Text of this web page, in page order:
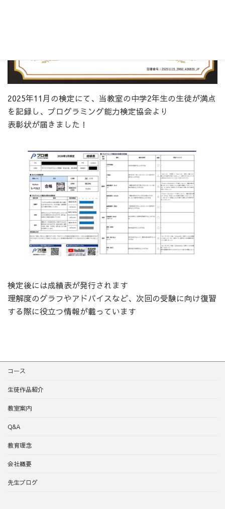
2025年11月の検定にて、当教室の中学2年生の生徒が満点
を記録し、プログラミング能力検定協会より
表彰状が届きました！
検定後には成績表が発行されます
理解度のグラフやアドバイスなど、次回の受験に向け復習
する際に役立つ情報が載っています
コース
生徒作品紹介
教室案内
Q&A
教育理念
会社概要
先生ブログ